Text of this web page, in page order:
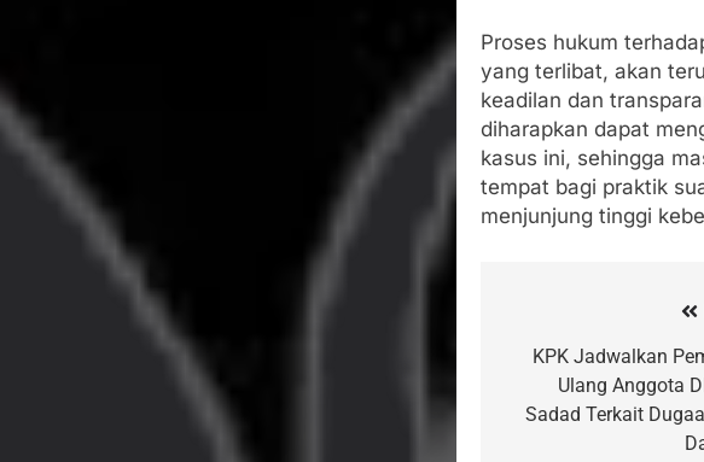
Proses hukum
yang terlibat, akan
keadilan dan
diharapkan dapat
kasus ini, sehingga
tempat bagi praktik
menjunjung tinggi
posKPK Jadwalkan
Ulang Anggota
Sadad Terkait